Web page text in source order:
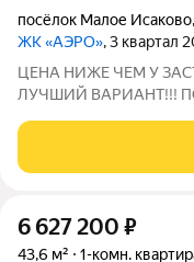
посёлок Малое Исаково,
ЖК «АЭРО», 3 квартал
ЦЕНА НИЖЕ ЧЕМ У
ЛУЧШИЙ ВАРИАНТ!!!
Площадь квартиры 42
расположена на
6 627 200 ₽
43,6 м² 1-комн.